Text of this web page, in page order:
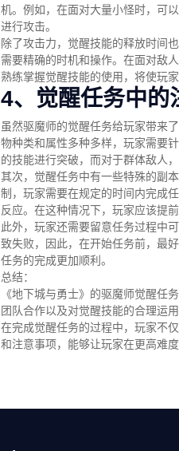
机。例如，在面对大量小怪时，可
进行攻击。
除了攻击力，觉醒技能的释放时间
需要精确的时机和操作。在面对敌
熟练掌握觉醒技能的使用，将使玩
4、觉醒任务中的
虽然驱魔师的觉醒任务给玩家带来
物种类和属性多种多样，玩家需要
的技能进行突破，而对于群体敌人
其次，觉醒任务中有一些特殊的副
制，玩家需要在规定的时间内完成
反应。在这种情况下，玩家应该提
此外，玩家还需要留意任务过程中
致失败，因此，在开始任务前，最
任务的完成更加顺利。
总结：
《地下城与勇士》的驱魔师觉醒任
团队合作以及对觉醒技能的合理运
在完成觉醒任务的过程中，玩家不
和注意事项，能够让玩家在更高难